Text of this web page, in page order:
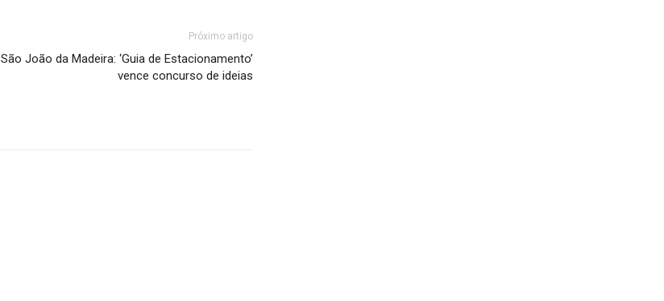
Próximo artigo
São João da Madeira: ‘Guia de Estacionamento’
vence concurso de ideias